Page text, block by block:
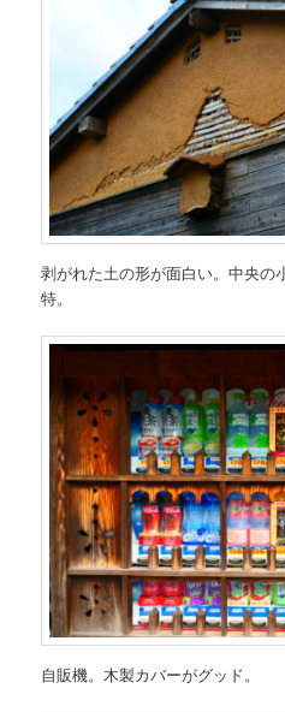
剥がれた土の形が面白い。中央の
特。
自販機。木製カバーがグッド。